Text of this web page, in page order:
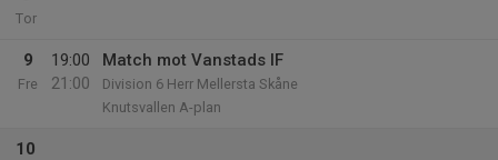
Tor
9
Fre
19:00
21:00
Match mot Vanstads IF
Division 6 Herr Mellersta Skåne
Knutsvallen A-plan
10